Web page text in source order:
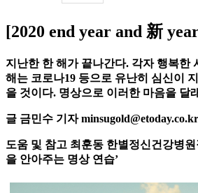
[2020 end year and 新
지난한 한 해가 끝나간다. 각자 행복한
해는 코로나19 등으로 유난히 심신이
을 것이다. 명상으로 이러한 마음을 달
글 금민수 기자 minsugold@etoday.co.kr
도움 및 참고 최훈동 한별정신건강병
을 안아주는 명상 연습’